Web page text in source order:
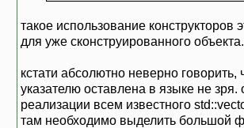
такое использование конструкторов
для уже сконструированного
кстати абсолютно неверно говорить,
указателю оставлена в языке не
реализации всем известного
там необходимо выделить большой